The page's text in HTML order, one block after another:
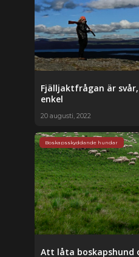
Fjälljaktfrågan är
enkel
20 augusti, 2022
Boskapsskyddande hundar
Att låta boskapshund